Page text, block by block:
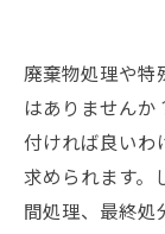
廃棄物処理や特
はありません
付ければ良いわ
求められます。
間処理、最終処